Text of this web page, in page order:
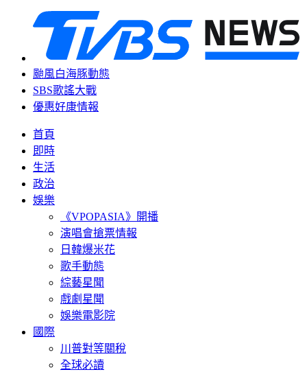
颱風白海豚動態
SBS歌謠大戰
優惠好康情報
首頁
即時
生活
政治
娛樂
《VPOPASIA》開播
演唱會搶票情報
日韓爆米花
歌手動態
綜藝星聞
戲劇星聞
娛樂電影院
國際
川普對等關稅
全球必讀